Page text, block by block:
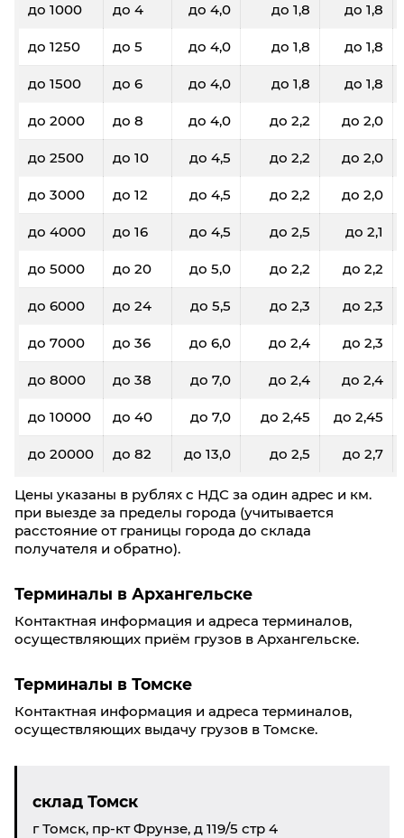
до 1000 до 4 до 4,0 до 1,8 до 1,8
до 1250 до 5 до 4,0 до 1,8 до 1,8
до 1500 до 6 до 4,0 до 1,8 до 1,8
до 2000 до 8 до 4,0 до 2,2 до 2,0
до 2500 до 10 до 4,5 до 2,2 до 2,0
до 3000 до 12 до 4,5 до 2,2 до 2,0
до 4000 до 16 до 4,5 до 2,5 до 2,1
до 5000 до 20 до 5,0 до 2,2 до 2,2
до 6000 до 24 до 5,5 до 2,3 до 2,3
до 7000 до 36 до 6,0 до 2,4 до 2,3
до 8000 до 38 до 7,0 до 2,4 до 2,4
до 10000 до 40 до 7,0 до 2,45 до 2,45
до 20000 до 82 до 13,0 до 2,5 до 2,7
Цены указаны в рублях с НДС за один адрес и км.
при выезде за пределы города (учитывается
расстояние от границы города до склада
получателя и обратно).
Терминалы в Архангельске
Контактная информация и адреса терминалов,
осуществляющих приём грузов в Архангельске.
Терминалы в Томске
Контактная информация и адреса терминалов,
осуществляющих выдачу грузов в Томске.
склад Томск
г Томск, пр-кт Фрунзе, д 119/5 стр 4